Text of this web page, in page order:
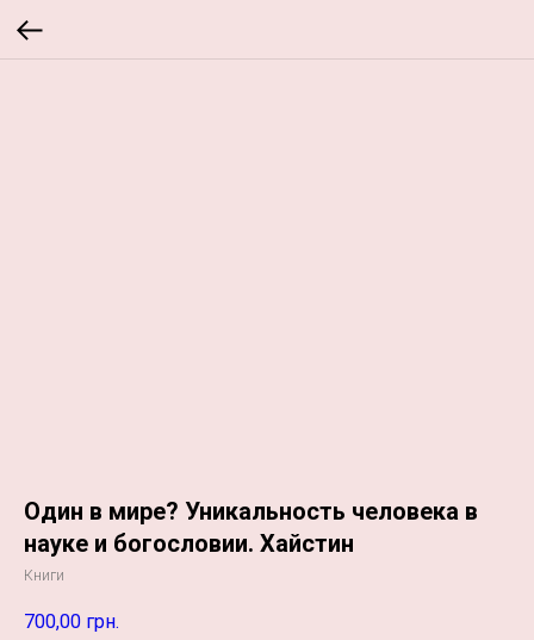
Один в мире? Уникальность человека в
науке и богословии. Хайстин
Книги
700,00 грн.